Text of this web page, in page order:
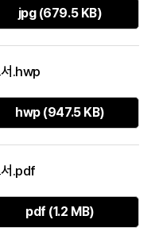
jpg (679.5 KB)
.hwp
hwp (947.5 KB)
서.pdf
pdf (1.2 MB)